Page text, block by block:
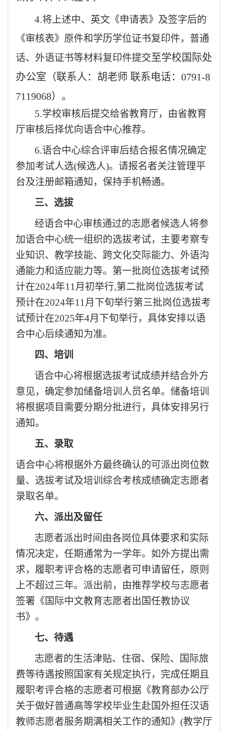
4.将上述中、英文《申请表》及签字后的
《审核表》原件和学历学位证书复印件，普通
话、外语证书等材料复印件提交至学校国际处
办公室（联系人：胡老师 联系电话： 0791-8
7119068）。
5.学校审核后提交给省教育厅，由省教育
厅审核后择优向语合中心推荐。
6.语合中心综合评审后结合报名情况确定
参加考试人选(候选人)。请报名者关注管理平
台及注册邮箱通知，保持手机畅通。
三、选拔
经语合中心审核通过的志愿者候选人将参
加语合中心统一组织的选拔考试，主要考察专
业知识、教学技能、跨文化交际能力、外语沟
通能力和适应能力等。第一批岗位选拔考试预
计在2024年11月初举行,第二批岗位选拔考试
预计在2024年11月下旬举行第三批岗位选拔考
试预计在2025年4月下旬举行，具体安排以语
合中心后续通知为准。
四、培训
语合中心将根据选拔考试成绩并结合外方
意见，确定参加储备培训人员名单。储备培训
将根据项目需要分期分批进行，具体安排另行
通知。
五、录取
语合中心将根据外方最终确认的可派出岗位数
量、选拔考试及培训综合考核成绩确定志愿者
录取名单。
六、派出及留任
志愿者派出时间由各岗位具体要求和实际
情况决定，任期通常为一学年。如外方提出需
求，履职考评合格的志愿者可申请留任，原则
上不超过三年。派出前，由推荐学校与志愿者
签署《国际中文教育志愿者出国任教协议
书》。
七、待遇
志愿者的生活津贴、住宿、保险、国际旅
费等待遇按照国家有关规定执行，完成任期且
履职考评合格的志愿者可根据《教育部办公厅
关于做好普通高等学校毕业生赴国外担任汉语
教师志愿者服务期满相关工作的通知》 (教学厅